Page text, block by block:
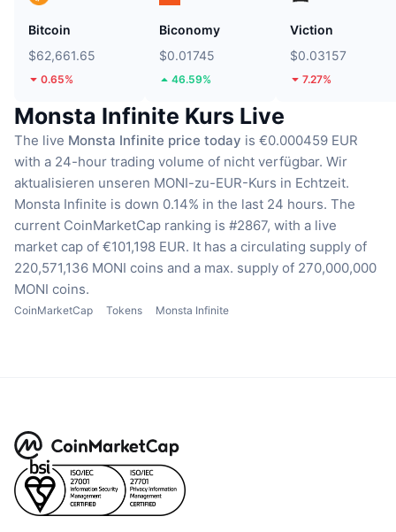
Bitcoin
$62,661.65
0.65%
Biconomy
$0.01745
46.59%
Viction
$0.03157
7.27%
Monsta Infinite Kurs Live
The live Monsta Infinite price today is €0.000459 EUR
with a 24-hour trading volume of nicht verfügbar. Wir
aktualisieren unseren MONI-zu-EUR-Kurs in Echtzeit.
Monsta Infinite is down 0.14% in the last 24 hours. The
current CoinMarketCap ranking is #2867, with a live
market cap of €101,198 EUR. It has a circulating supply of
220,571,136 MONI coins and a max. supply of 270,000,000
MONI coins.
CoinMarketCap Tokens Monsta Infinite